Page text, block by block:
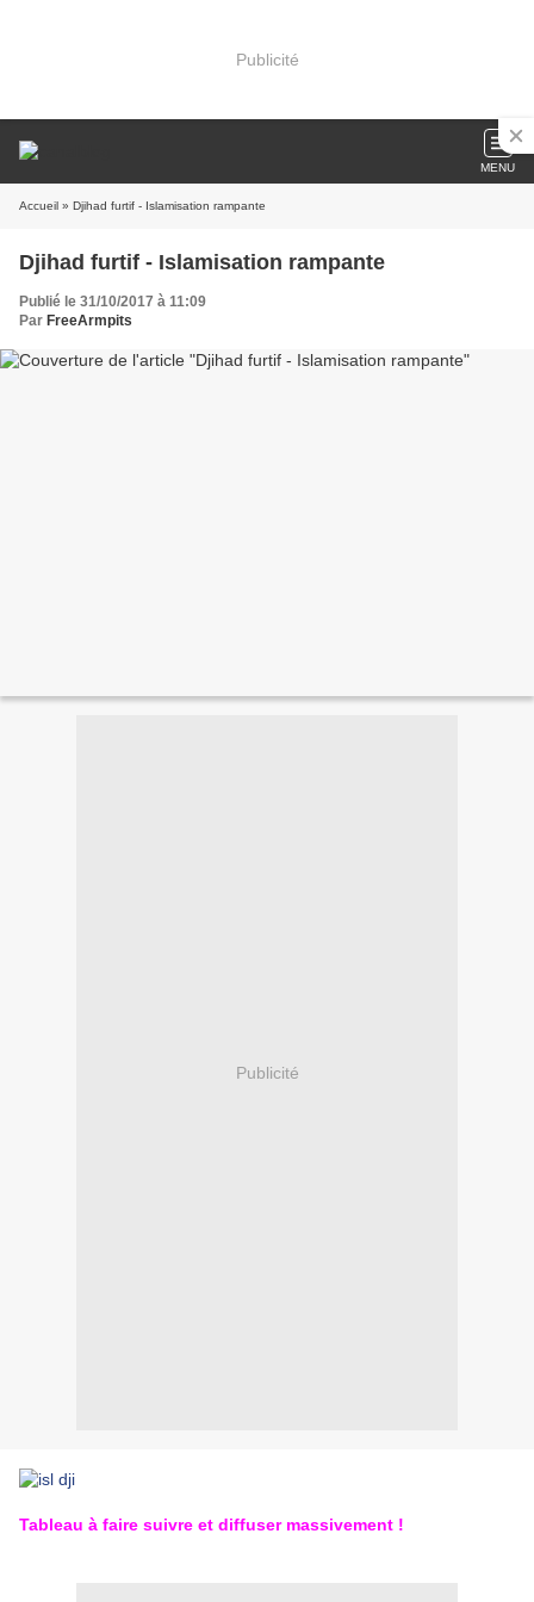
Publicité
MENU
Accueil » Djihad furtif - Islamisation rampante
Djihad furtif - Islamisation rampante
Publié le 31/10/2017 à 11:09
Par FreeArmpits
Publicité
Tableau à faire suivre et diffuser massivement !